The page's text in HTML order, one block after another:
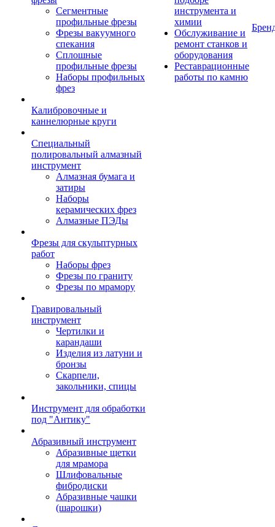
Сегментные
профильные фрезы
Фрезы вакуумного
спекания
Сплошные
профильные фрезы
Наборы профильных
фрез
Калибровочные и
каннелюрные круги
Специальный
полировальный алмазный
инструмент
Алмазная бумага и
затиры
Наборы
керамических фрез
Алмазные ПЭДы
Фрезы для скульптурных
работ
Наборы фрез
Фрезы по граниту
Фрезы по мрамору
Гравировальный
инструмент
Чертилки и
карандаши
Изделия из латуни и
бронзы
Скарпели,
закольники, спицы
Инструмент для обработки
под "Антику"
Абразивный инструмент
Абразивные щетки
для мрамора
Шлифовальные
фибродиски
Абразивные чашки
(шарошки)
инструмента и
химии
Обслуживание и
ремонт станков и
оборудования
Реставрационные
работы по камню